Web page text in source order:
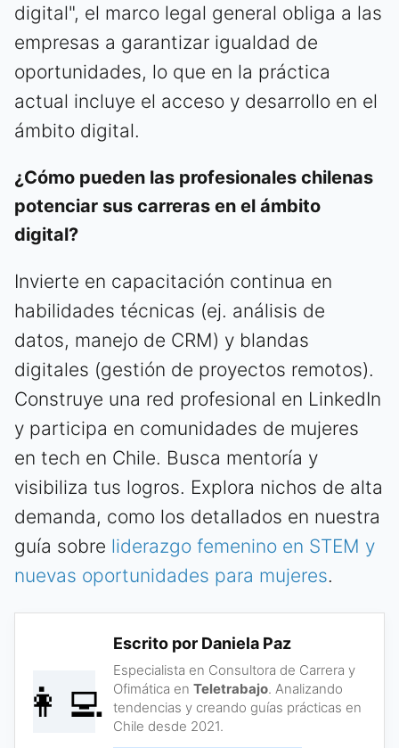
digital", el marco legal general obliga a las
empresas a garantizar igualdad de
oportunidades, lo que en la práctica
actual incluye el acceso y desarrollo en el
ámbito digital.
¿Cómo pueden las profesionales chilenas
potenciar sus carreras en el ámbito
digital?
Invierte en capacitación continua en
habilidades técnicas (ej. análisis de
datos, manejo de CRM) y blandas
digitales (gestión de proyectos remotos).
Construye una red profesional en LinkedIn
y participa en comunidades de mujeres
en tech en Chile. Busca mentoría y
visibiliza tus logros. Explora nichos de alta
demanda, como los detallados en nuestra
guía sobre liderazgo femenino en STEM y
nuevas oportunidades para mujeres.
👩‍💻
Escrito por Daniela Paz
Especialista en Consultora de Carrera y
Ofimática en Teletrabajo. Analizando
tendencias y creando guías prácticas en
Chile desde 2021.